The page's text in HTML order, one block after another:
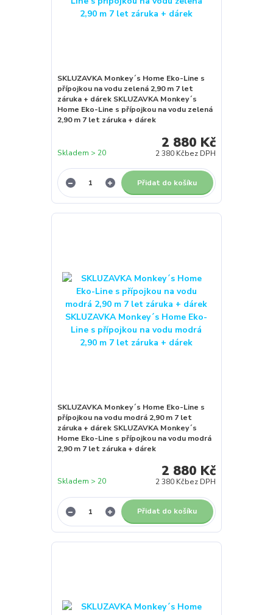
SKLUZAVKA Monkey´s Home Eko-Line s
přípojkou na vodu zelená 2,90 m 7 let
záruka + dárek SKLUZAVKA Monkey´s
Home Eko-Line s přípojkou na vodu zelená
2,90 m 7 let záruka + dárek
2 880 Kč
2 380 Kčbez DPH
Skladem > 20
Přidat do košíku
SKLUZAVKA Monkey´s Home Eko-Line s
přípojkou na vodu modrá 2,90 m 7 let
záruka + dárek SKLUZAVKA Monkey´s
Home Eko-Line s přípojkou na vodu modrá
2,90 m 7 let záruka + dárek
2 880 Kč
2 380 Kčbez DPH
Skladem > 20
Přidat do košíku